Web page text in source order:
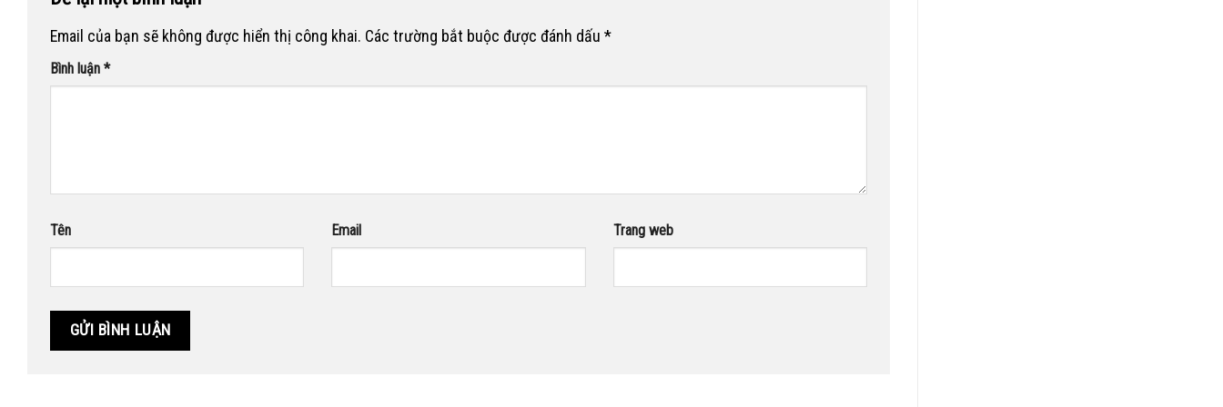
Email của bạn sẽ không được hiển thị công khai. Các trường bắt buộc được đánh dấu *
Bình luận *
Tên Email Trang web